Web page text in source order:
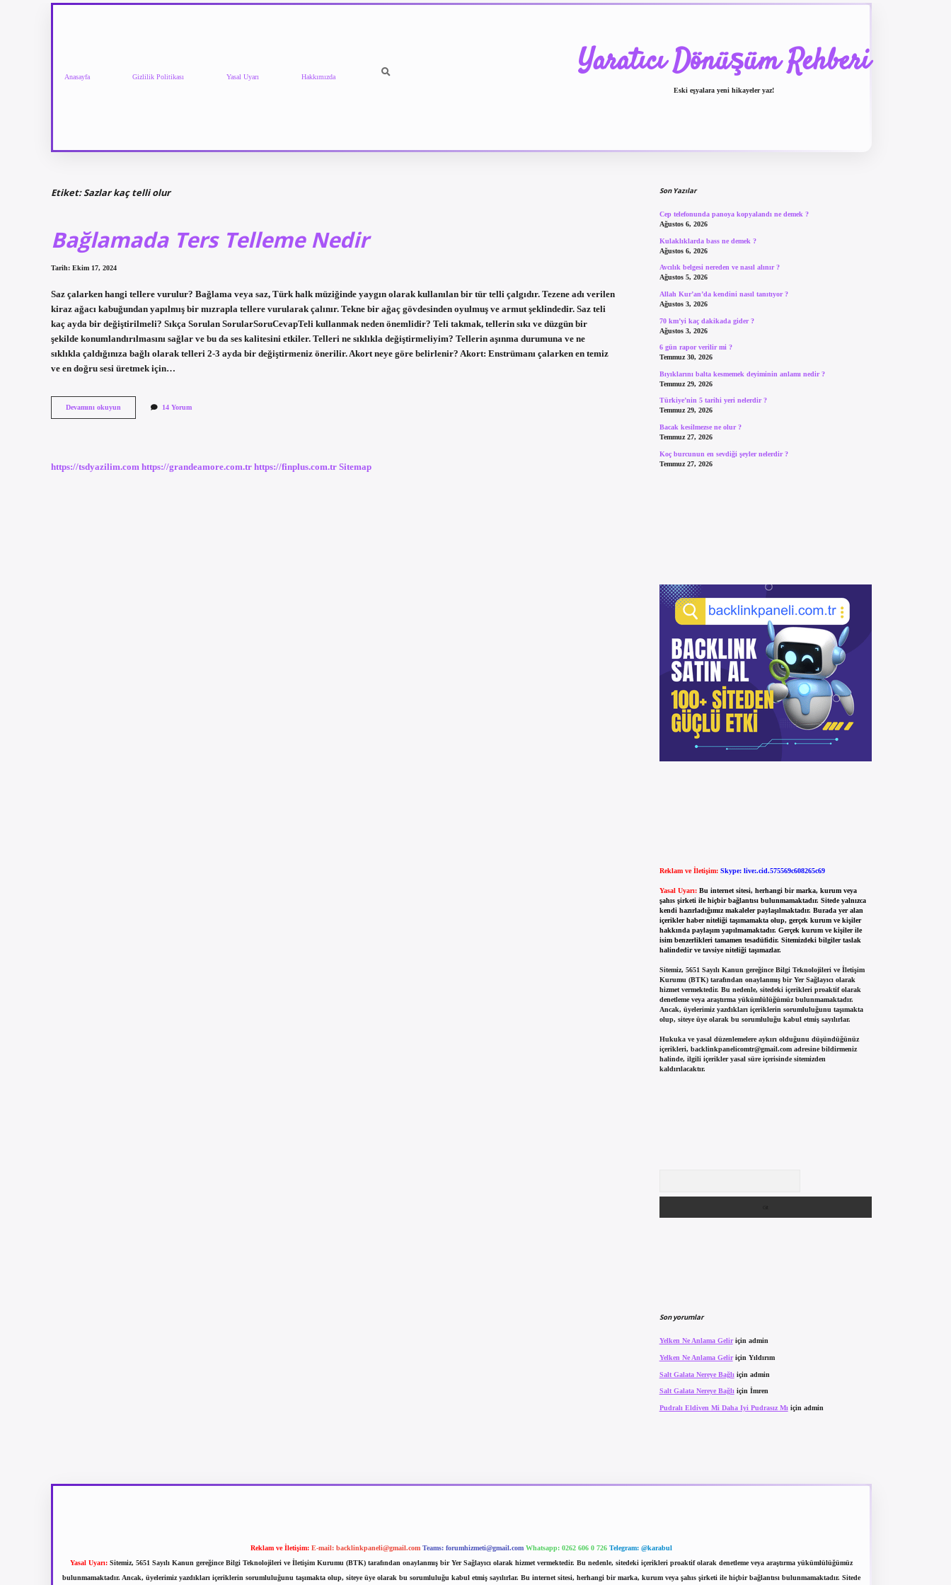
Anasayfa Gizlilik Politikası Yasal Uyarı Hakkımızda Yaratıcı Dönüşüm Rehberi
Eski eşyalara yeni hikayeler yaz!
Etiket:Sazlar kaç telli olur
Bağlamada Ters Telleme Nedir
Tarih: Ekim 17, 2024
Saz çalarken hangi tellere vurulur? Bağlama veya saz, Türk halk müziğinde yaygın olarak kullanılan bir tür telli çalgıdır. Tezene adı verilen
kiraz ağacı kabuğundan yapılmış bir mızrapla tellere vurularak çalınır. Tekne bir ağaç gövdesinden oyulmuş ve armut şeklindedir. Saz teli
kaç ayda bir değiştirilmeli? Sıkça Sorulan SorularSoruCevapTeli kullanmak neden önemlidir? Teli takmak, tellerin sıkı ve düzgün bir
şekilde konumlandırılmasını sağlar ve bu da ses kalitesini etkiler. Telleri ne sıklıkla değiştirmeliyim? Tellerin aşınma durumuna ve ne
sıklıkla çaldığınıza bağlı olarak telleri 2-3 ayda bir değiştirmeniz önerilir. Akort neye göre belirlenir? Akort: Enstrümanı çalarken en temiz
ve en doğru sesi üretmek için…
Devamını okuyun Bağlamada
Ters
14 Yorum
https://tsdyazilim.com https://grandeamore.com.tr https://finplus.com.tr Sitemap
Son Yazılar
Cep telefonunda panoya kopyalandı ne demek ?
Ağustos 6, 2026
Kulaklıklarda bass ne demek ?
Ağustos 6, 2026
Avcılık belgesi nereden ve nasıl alınır ?
Ağustos 5, 2026
Allah Kur’an’da kendini nasıl tanıtıyor ?
Ağustos 3, 2026
70 km’yi kaç dakikada gider ?
Ağustos 3, 2026
6 gün rapor verilir mi ?
Temmuz 30, 2026
Bıyıklarını balta kesmemek deyiminin anlamı nedir ?
Temmuz 29, 2026
Türkiye’nin 5 tarihi yeri nelerdir ?
Temmuz 29, 2026
Bacak kesilmezse ne olur ?
Temmuz 27, 2026
Koç burcunun en sevdiği şeyler nelerdir ?
Temmuz 27, 2026
Reklam ve İletişim: Skype: live:.cid.575569c608265c69
Yasal Uyarı: Bu internet sitesi, herhangi bir marka, kurum veya
şahıs şirketi ile hiçbir bağlantısı bulunmamaktadır. Sitede yalnızca
kendi hazırladığımız makaleler paylaşılmaktadır. Burada yer alan
içerikler haber niteliği taşımamakta olup, gerçek kurum ve kişiler
hakkında paylaşım yapılmamaktadır. Gerçek kurum ve kişiler ile
isim benzerlikleri tamamen tesadüfidir. Sitemizdeki bilgiler taslak
halindedir ve tavsiye niteliği taşımazlar.
Sitemiz, 5651 Sayılı Kanun gereğince Bilgi Teknolojileri ve İletişim
Kurumu (BTK) tarafından onaylanmış bir Yer Sağlayıcı olarak
hizmet vermektedir. Bu nedenle, sitedeki içerikleri proaktif olarak
denetleme veya araştırma yükümlülüğümüz bulunmamaktadır.
Ancak, üyelerimiz yazdıkları içeriklerin sorumluluğunu taşımakta
olup, siteye üye olarak bu sorumluluğu kabul etmiş sayılırlar.
Hukuka ve yasal düzenlemelere aykırı olduğunu düşündüğünüz
içerikleri, backlinkpanelicomtr@gmail.comadresine bildirmeniz
halinde, ilgili içerikler yasal süre içerisinde sitemizden
kaldırılacaktır.
Son yorumlar
Yelken Ne Anlama Geliriçin admin
Yelken Ne Anlama Geliriçin Yıldırım
Salt Galata Nereye Bağlı için admin
Salt Galata Nereye Bağlı için İmren
Pudralı Eldiven Mi Daha Iyi Pudrasız Mı için admin
Reklam ve İletişim: E-mail: backlinkpaneli@gmail.com Teams: forumhizmeti@gmail.com Whatsapp: 0262 606 0 726 Telegram: @karabul
Yasal Uyarı: Sitemiz, 5651 Sayılı Kanun gereğince Bilgi Teknolojileri ve İletişim Kurumu (BTK) tarafından onaylanmış bir Yer Sağlayıcı olarak hizmet vermektedir. Bu nedenle, sitedeki içerikleri proaktif olarak denetleme veya araştırma yükümlülüğümüz
bulunmamaktadır. Ancak, üyelerimiz yazdıkları içeriklerin sorumluluğunu taşımakta olup, siteye üye olarak bu sorumluluğu kabul etmiş sayılırlar. Bu internet sitesi, herhangi bir marka, kurum veya şahıs şirketi ile hiçbir bağlantısı bulunmamaktadır. Sitede